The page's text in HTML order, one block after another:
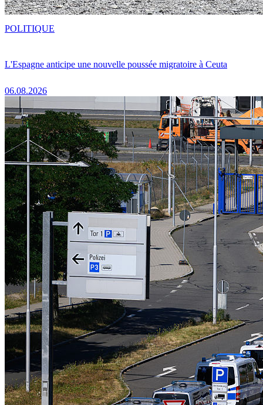
L'Espagne anticipe une nouvelle poussée migratoire à Ceuta
06.08.2026
POLITIQUE